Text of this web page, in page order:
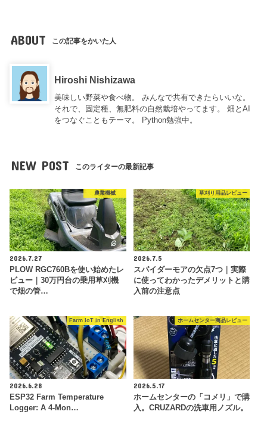
ABOUT この記事をかいた人
Hiroshi Nishizawa
美味しい野菜や食べ物。 みんなで共有できたらいいな。
それで、固定種、無肥料の自然栽培やってます。 畑とAI
をつなぐこともテーマ。 Python勉強中。
NEW POST このライターの最新記事
農業機械
2026.7.27
PLOW RGC760Bを使い始めたレ
ビュー｜30万円台の乗用草刈機
で畑の管…
草刈り用品レビュー
2026.7.5
スパイダーモアの欠点7つ｜実際
に使ってわかったデメリットと購
入前の注意点
Farm IoT in English
2026.6.28
ESP32 Farm Temperature
Logger: A 4-Mon…
ホームセンター商品レビュー
2026.5.17
ホームセンターの「コメリ」で購
入。CRUZARDの洗車用ノズル。